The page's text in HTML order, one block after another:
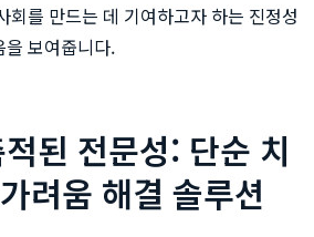
회를 만드는 데 기여하고자 하는 진정성
을 보여줍니다.
된 전문성: 단순 치
려움 해결 솔루션